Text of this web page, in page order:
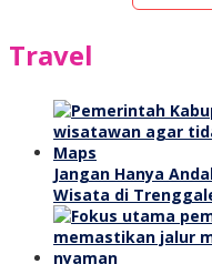
Travel
Jangan Hanya
Wisata di